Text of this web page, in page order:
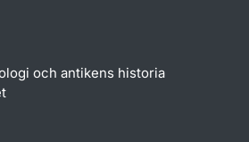
och antikens historia